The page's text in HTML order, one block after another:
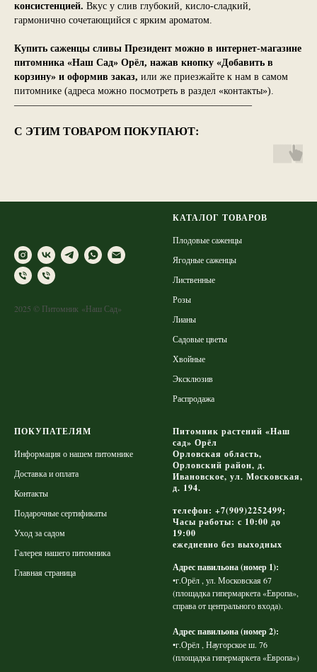
консистенцией. Вкус у слив глубокий, кисло-сладкий,
гармонично сочетающийся с ярким ароматом.
Купить саженцы сливы Президент можно в интернет-магазине
питомника «Наш Сад» Орёл, нажав кнопку «Добавить в
корзину» и оформив заказ, или же приезжайте к нам в самом
питомнике (адреса можно посмотреть в раздел «контакты»).
————————————————————————
С ЭТИМ ТОВАРОМ ПОКУПАЮТ:
2025 © Питомник «Наш Сад»
КАТАЛОГ ТОВАРОВ
Плодовые саженцы
Ягодные саженцы
Лиственные
Розы
Лианы
Садовые цветы
Хвойные
Эксклюзив
Распродажа
ПОКУПАТЕЛЯМ
Информация о нашем питомнике
Доставка и оплата
Контакты
Подарочные сертификаты
Уход за садом
Галерея нашего питомника
Главная страница
Питомник растений «Наш
сад» Орёл
Орловская область,
Орловский район, д.
Ивановское, ул. Московская,
д. 194.
телефон: +7(909)2252499;
Часы работы: с 10:00 до
19:00
ежедневно без выходных
Адрес павильона (номер 1):
•г.Орёл , ул. Московская 67
(площадка гипермаркета «Европа»,
справа от центрального входа).
Адрес павильона (номер 2):
•г.Орёл , Наугорское ш. 76
(площадка гипермаркета «Европа»)